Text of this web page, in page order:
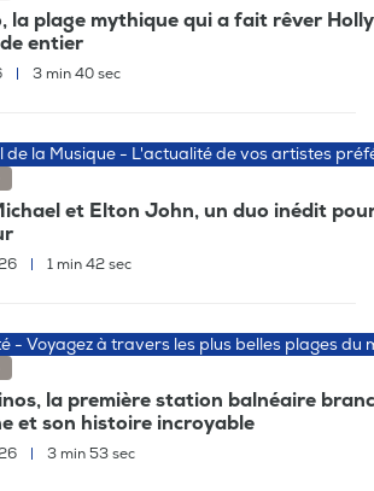
la plage mythique qui a fait rêver
entier
3 min 40 sec
de la Musique - L'actualité de vos artistes
et Elton John, un duo inédit
| 1 min 42 sec
- Voyagez à travers les plus belles plages du
la première station balnéaire
et son histoire incroyable
3 min 53 sec